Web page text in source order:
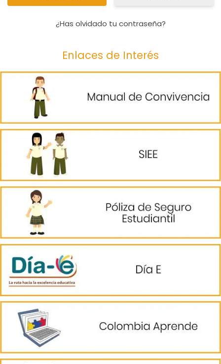
¿Has olvidado tu contraseña?
Enlaces de Interés